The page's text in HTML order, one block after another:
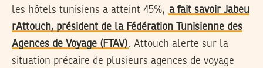
les hôtels tunisiens a atteint 45%, a fait savoir Jabeu
rAttouch, président de la Fédération Tunisienne des
Agences de Voyage (FTAV). Attouch alerte sur la
situation précaire de plusieurs agences de voyage